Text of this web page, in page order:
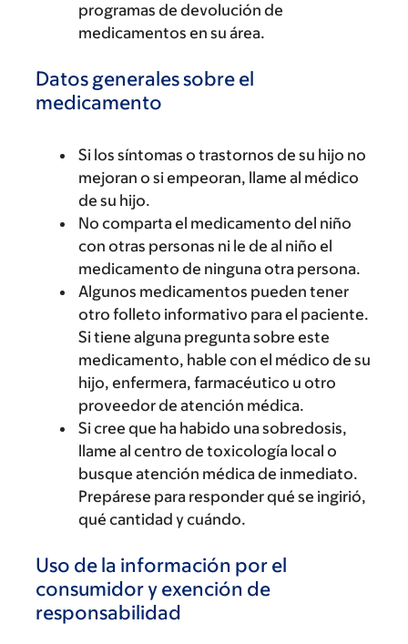
programas de devolución de
medicamentos en su área.
Datos generales sobre el
medicamento
Si los síntomas o trastornos de su hijo no
mejoran o si empeoran, llame al médico
de su hijo.
No comparta el medicamento del niño
con otras personas ni le de al niño el
medicamento de ninguna otra persona.
Algunos medicamentos pueden tener
otro folleto informativo para el paciente.
Si tiene alguna pregunta sobre este
medicamento, hable con el médico de su
hijo, enfermera, farmacéutico u otro
proveedor de atención médica.
Si cree que ha habido una sobredosis,
llame al centro de toxicología local o
busque atención médica de inmediato.
Prepárese para responder qué se ingirió,
qué cantidad y cuándo.
Uso de la información por el
consumidor y exención de
responsabilidad